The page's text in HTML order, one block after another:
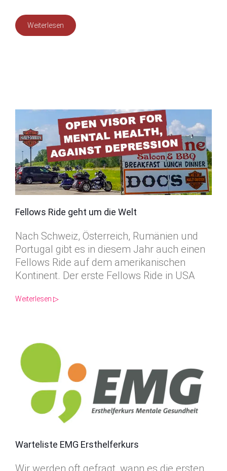
Weiterlesen
Fellows Ride geht um die Welt
Nach Schweiz, Österreich, Rumänien und
Portugal gibt es in diesem Jahr auch einen
Fellows Ride auf dem amerikanischen
Kontinent. Der erste Fellows Ride in USA
Weiterlesen ▷
Warteliste EMG Ersthelferkurs
Wir werden oft gefragt, wann es die ersten